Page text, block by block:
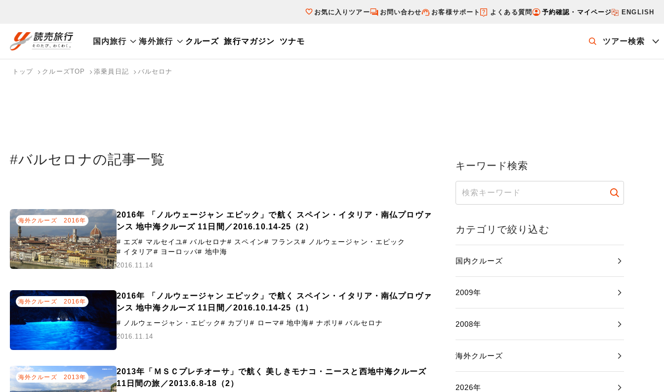
お気に入りツアー お問い合わせ お客様サポート よくある質問 予約確認・マイページ ENGLISH
国内旅行 海外旅行 クルーズ 旅行マガジン ツナモ ツアー検索
国内旅行トップ
海外旅行トップ
トップ クルーズTOP 添乗員日記 バルセロナ
#バルセロナの記事一覧
海外クルーズ 2016年
2016年 「ノルウェージャン エピック」で航く スペイン・イタリア・南仏プロヴァ
ンス 地中海クルーズ 11日間／2016.10.14-25（2）
# エズ# マルセイユ# バルセロナ# スペイン# フランス # ノルウェージャン・エピック
# イタリア# ヨーロッパ# 地中海
2016.11.14
海外クルーズ 2016年
2016年 「ノルウェージャン エピック」で航く スペイン・イタリア・南仏プロヴァ
ンス 地中海クルーズ 11日間／2016.10.14-25（1）
# ノルウェージャン・エピック# カプリ# ローマ# 地中海# ナポリ# バルセロナ
2016.11.14
海外クルーズ 2013年
2013年「ＭＳＣプレチオーサ」で航く 美しきモナコ・ニースと西地中海クルーズ
11日間の旅／2013.6.8-18（2）
キーワード検索
カテゴリで絞り込む
国内クルーズ
2009年
2008年
海外クルーズ
2026年